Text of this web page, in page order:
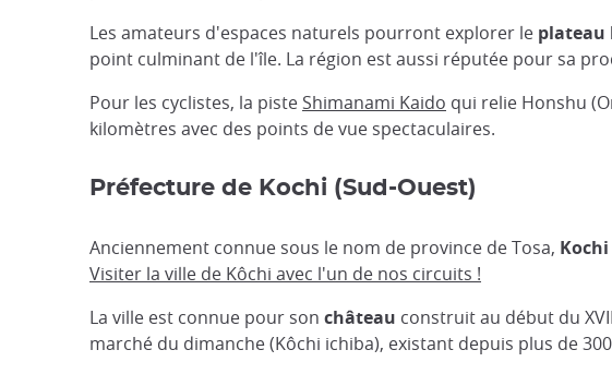
Les amateurs d'espaces naturels pourront explorer le plateau
point culminant de l'île. La région est aussi réputée pour sa
Pour les cyclistes, la piste Shimanami Kaido qui relie Honshu
kilomètres avec des points de vue spectaculaires.
Préfecture de Kochi (Sud-Ouest)
Anciennement connue sous le nom de province de Tosa,
Visiter la ville de Kôchi avec l'un de nos circuits !
La ville est connue pour son château construit au début du
marché du dimanche (Kôchi ichiba), existant depuis plus de